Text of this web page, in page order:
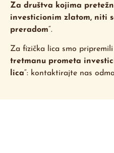
Za društva kojima
investicionim zlatom, niti
preradom“.
Za fizička lica smo pripremili
tretmanu prometa
lica“: kontaktirajte nas